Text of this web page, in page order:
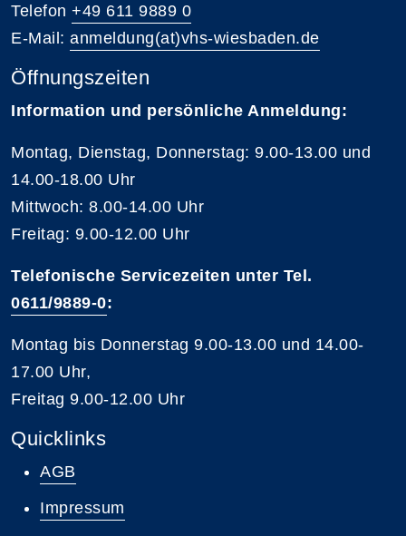
Telefon +49 611 9889 0
E-Mail: anmeldung(at)vhs-wiesbaden.de
Öffnungszeiten
Information und persönliche Anmeldung:
Montag, Dienstag, Donnerstag: 9.00-13.00 und
14.00-18.00 Uhr
Mittwoch: 8.00-14.00 Uhr
Freitag: 9.00-12.00 Uhr
Telefonische Servicezeiten unter Tel.
0611/9889-0:
Montag bis Donnerstag 9.00-13.00 und 14.00-
17.00 Uhr,
Freitag 9.00-12.00 Uhr
Quicklinks
AGB
Impressum